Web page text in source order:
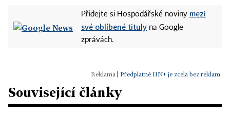
Přidejte si Hospodářské noviny mezi
své oblíbené tituly na Google
zprávách.
Předplatné HN+ je zcela bez reklam.
Související články